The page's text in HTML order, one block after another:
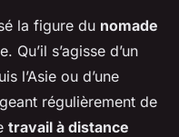
la figure du nomade
Qu’il s’agisse d’un
l’Asie ou d’une
régulièrement de
travail à distance